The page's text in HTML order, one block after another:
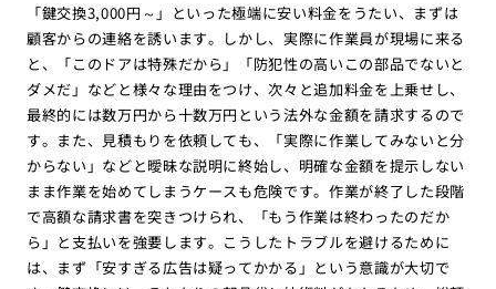
「鍵交換3,000円～」といった極端に安い料金をうたい、まずは
顧客からの連絡を誘います。しかし、実際に作業員が現場に来る
と、「このドアは特殊だから」「防犯性の高いこの部品でないと
ダメだ」などと様々な理由をつけ、次々と追加料金を上乗せし、
最終的には数万円から十数万円という法外な金額を請求するので
す。また、見積もりを依頼しても、「実際に作業してみないと分
からない」などと曖昧な説明に終始し、明確な金額を提示しない
まま作業を始めてしまうケースも危険です。作業が終了した段階
で高額な請求書を突きつけられ、「もう作業は終わったのだか
ら」と支払いを強要します。こうしたトラブルを避けるために
は、まず「安すぎる広告は疑ってかかる」という意識が大切で